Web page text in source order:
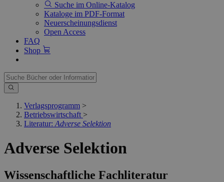
Suche im Online-Katalog
Kataloge im PDF-Format
Neuerscheinungsdienst
Open Access
FAQ
Shop
Verlagsprogramm >
Betriebswirtschaft >
Literatur: Adverse Selektion
Adverse Selektion
Wissenschaftliche Fachliteratur